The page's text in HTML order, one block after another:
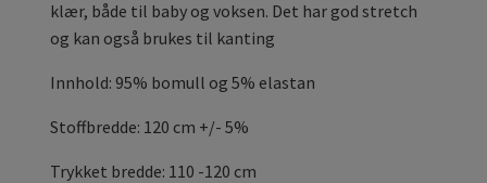
klær, både til baby og voksen. Det har god stretch
og kan også brukes til kanting
Innhold: 95% bomull og 5% elastan
Stoffbredde: 120 cm +/- 5%
Trykket bredde: 110 -120 cm